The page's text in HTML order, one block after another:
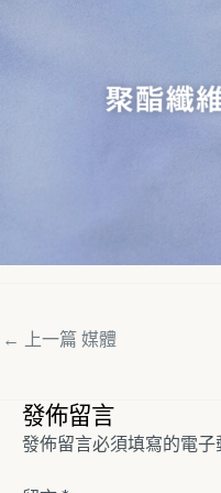
← 上一篇 媒體
發佈留言
發佈留言必須填寫的電子